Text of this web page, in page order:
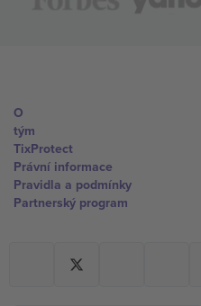
O
tým
TixProtect
Právní informace
Pravidla a podmínky
Partnerský program